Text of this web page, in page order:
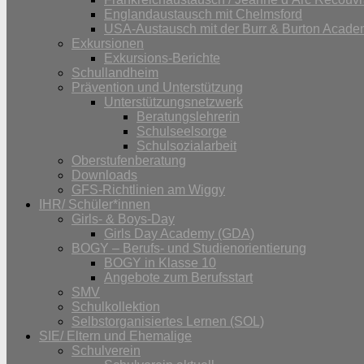
Englandaustausch mit Chelmsford
USA-Austausch mit der Burr & Burton
Exkursionen
Exkursions-Berichte
Schullandheim
Prävention und Unterstützung
Unterstützungsnetzwerk
Beratungslehrerin
Schulseelsorge
Schulsozialarbeit
Oberstufenberatung
Downloads
GFS-Richtlinien am Wiggy
IHR/ Schüler*innen
Girls- & Boys-Day
Girls Day Academy (GDA)
BOGY – Berufs- und Studienorientierung
BOGY in Klasse 10
Angebote zum Berufsstart
SMV
Schulkollektion
Selbstorganisiertes Lernen (SOL)
SIE/ Eltern und Ehemalige
Schulverein